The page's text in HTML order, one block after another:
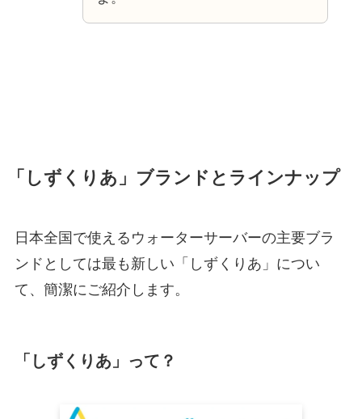
「しずくりあ」ブランドとラインナップ
日本全国で使えるウォーターサーバーの主要ブラ
ンドとしては最も新しい「しずくりあ」につい
て、簡潔にご紹介します。
「しずくりあ」って？